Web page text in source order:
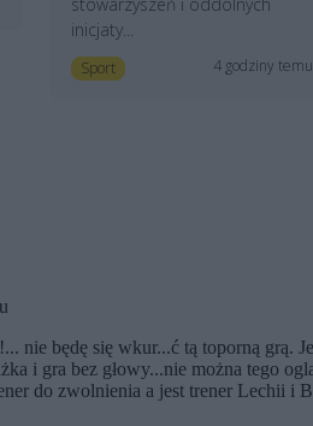
inicjaty...
Sport 4 godziny temu